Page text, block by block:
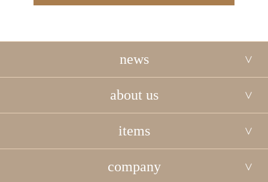
news
about us
items
company